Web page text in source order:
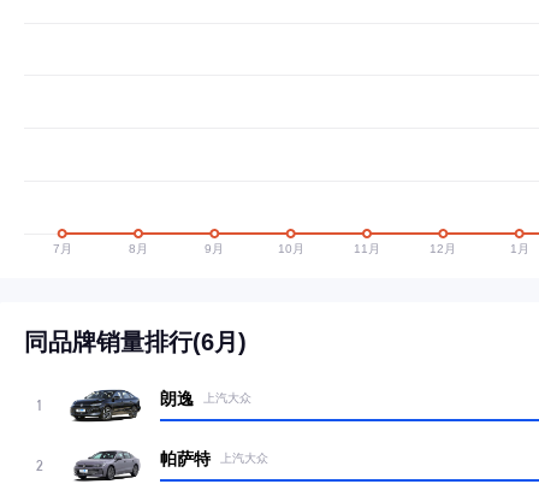
同品牌销量排行(6月)
1 朗逸 上汽大众
2 帕萨特 上汽大众